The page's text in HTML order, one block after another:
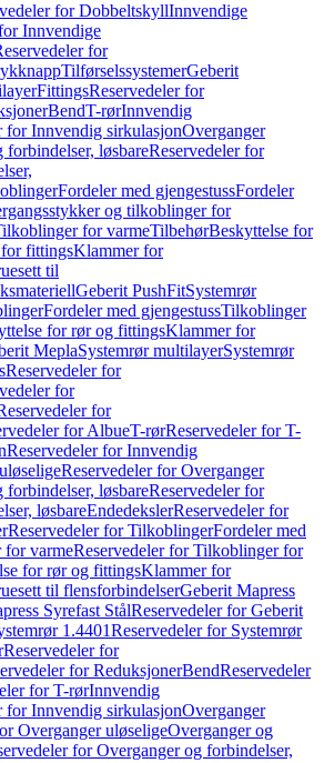
for DobbeltskyllInnvendige
Innvendige
for
TilførselssystemerGeberit
FittingsReservedeler for
BendT-rørInnvendig
for Innvendig sirkulasjonOverganger
forbindelser, løsbareReservedeler for
Fordeler med gjengestussFordeler
og tilkoblinger for
for varmeTilbehørBeskyttelse for
fittingsKlammer for
til
Geberit PushFitSystemrør
Fordeler med gjengestussTilkoblinger
for rør og fittingsKlammer for
MeplaSystemrør multilayerSystemrør
Reservedeler for
for
for
for AlbueT-rørReservedeler for T-
Reservedeler for Innvendig
Reservedeler for Overganger
forbindelser, løsbareReservedeler for
løsbareEndedekslerReservedeler for
Reservedeler for TilkoblingerFordeler med
varmeReservedeler for Tilkoblinger for
for rør og fittingsKlammer for
til flensforbindelserGeberit Mapress
Syrefast StålReservedeler for Geberit
1.4401Reservedeler for Systemrør
Reservedeler for
for ReduksjonerBendReservedeler
for T-rørInnvendig
for Innvendig sirkulasjonOverganger
Overganger uløseligeOverganger og
for Overganger og forbindelser,